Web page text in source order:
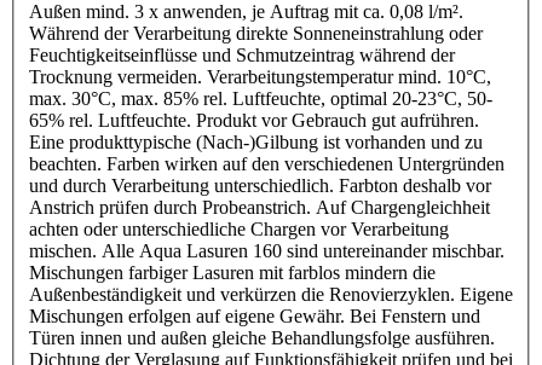
Außen mind. 3 x anwenden, je Auftrag mit ca. 0,08 l/m².
Während der Verarbeitung direkte Sonneneinstrahlung oder
Feuchtigkeitseinflüsse und Schmutzeintrag während der
Trocknung vermeiden. Verarbeitungstemperatur mind. 10°C,
max. 30°C, max. 85% rel. Luftfeuchte, optimal 20-23°C, 50-
65% rel. Luftfeuchte. Produkt vor Gebrauch gut aufrühren.
Eine produkttypische (Nach-)Gilbung ist vorhanden und zu
beachten. Farben wirken auf den verschiedenen Untergründen
und durch Verarbeitung unterschiedlich. Farbton deshalb vor
Anstrich prüfen durch Probeanstrich. Auf Chargengleichheit
achten oder unterschiedliche Chargen vor Verarbeitung
mischen. Alle Aqua Lasuren 160 sind untereinander mischbar.
Mischungen farbiger Lasuren mit farblos mindern die
Außenbeständigkeit und verkürzen die Renovierzyklen. Eigene
Mischungen erfolgen auf eigene Gewähr. Bei Fenstern und
Türen innen und außen gleiche Behandlungsfolge ausführen.
Dichtung der Verglasung auf Funktionsfähigkeit prüfen und bei